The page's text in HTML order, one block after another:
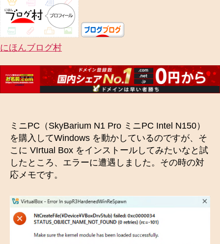
にほんブログ村
ミニPC（SkyBarium N1 Pro ミニPC Intel N150）
を購入してWindows を動かしているのですが、そ
こに VIrtual Box をインストールしてみたいなと試
したところ、エラーに遭遇しました。その時の対
応メモです。